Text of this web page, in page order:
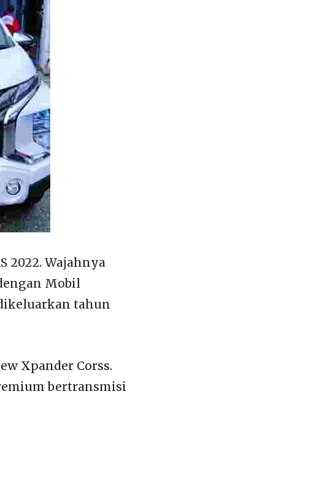
2022. Wajahnya
Mobil
tahun
Xpander Corss.
bertransmisi